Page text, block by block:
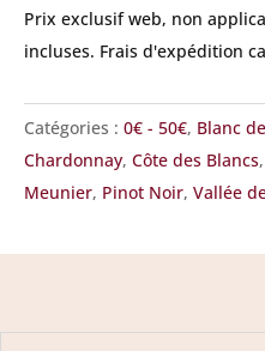
Prix exclusif web, non
incluses. Frais d'expédition
Catégories : 0€ - 50€, Blanc
Chardonnay, Côte des Blancs,
Meunier, Pinot Noir, Vallée